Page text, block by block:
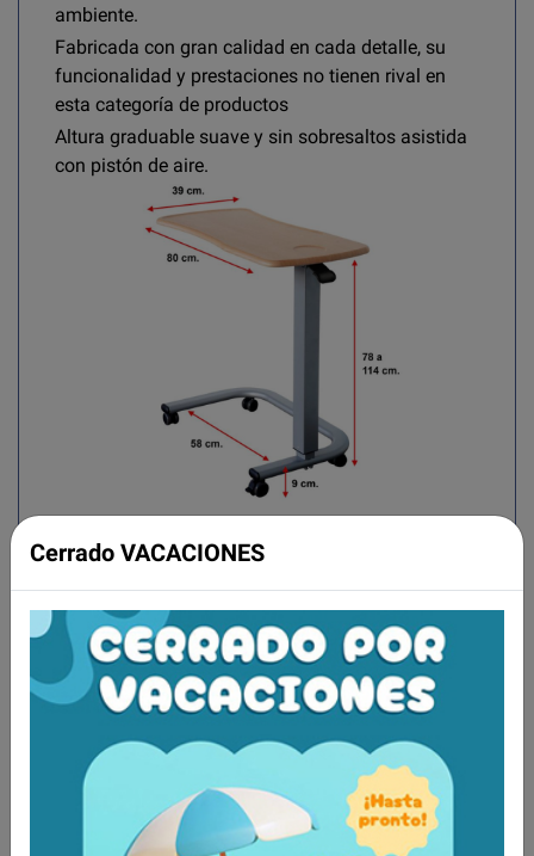
ambiente.
Fabricada con gran calidad en cada detalle, su
funcionalidad y prestaciones no tienen rival en
esta categoría de productos
Altura graduable suave y sin sobresaltos asistida
con pistón de aire.
Tablero de formas ergonómicas y redondeadas,
Apropiada para personas en silla de ruedas
gracias a la base en forma de C.
producto.
Cerrado VACACIONES